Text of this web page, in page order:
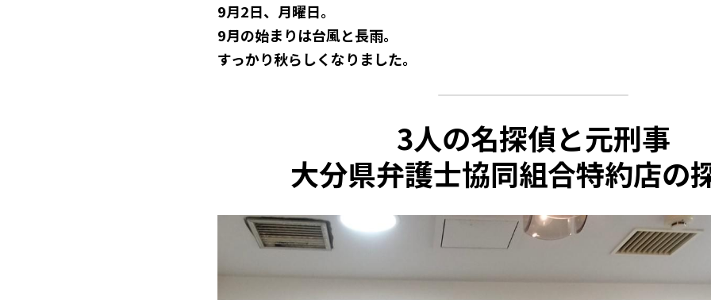
9月2日、月曜日。
9月の始まりは台風と長雨。
すっかり秋らしくなりました。
3人の名探偵と元刑事
大分県弁護士協同組合特約店の